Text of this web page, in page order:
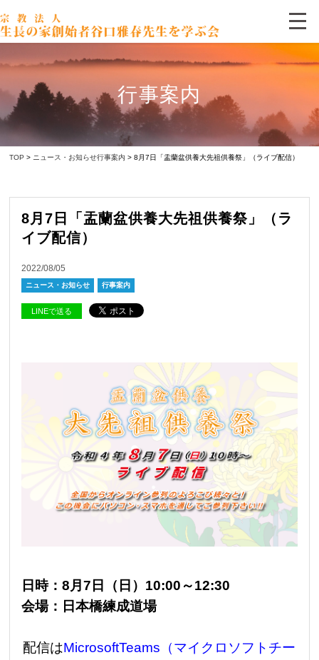
行事案内
TOP > ニュース・お知らせ行事案内 > 8月7日「盂蘭盆供養大先祖供養祭」（ライブ配信）
8月7日「盂蘭盆供養大先祖供養祭」（ラ
イブ配信）
2022/08/05
ニュース・お知らせ 行事案内
LINEで送る
日時：8月7日（日）10:00～12:30
会場：日本橋練成道場
配信はMicrosoftTeams（マイクロソフトチー